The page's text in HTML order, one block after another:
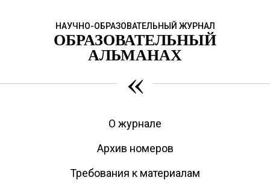
НАУЧНО-ОБРАЗОВАТЕЛЬНЫЙ ЖУРНАЛ
ОБРАЗОВАТЕЛЬНЫЙ
АЛЬМАНАХ
«
О журнале
Архив номеров
Требования к материалам